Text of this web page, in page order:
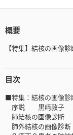
概要
【特集】結核の画像診
目次
■特集：結核の画像
序説 黒﨑敦子
肺結核の画像診断
肺外結核の画像